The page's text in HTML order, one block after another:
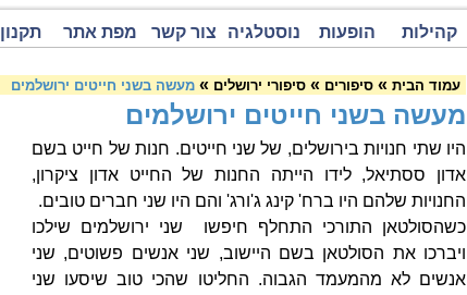
קהילות הופעות נוסטלגיה צור קשר מפת אתר תקנון
עמוד הבית » סיפורים » סיפורי ירושלים » מעשה בשני חייטים ירושלמים
מעשה בשני חייטים ירושלמים
היו שתי חנויות בירושלים, של שני חייטים. חנות של חייט בשם
אדון ססתיאל, לידו הייתה החנות של החייט אדון ציקרון,
החנויות שלהם היו ברח' קינג ג'ורג' והם היו שני חברים טובים.
כשהסולטאן התורכי התחלף חיפשו שני ירושלמים שילכו
ויברכו את הסולטאן בשם היישוב, שני אנשים פשוטים, שני
אנשים לא מהמעמד הגבוה. החליטו שהכי טוב שיסעו שני